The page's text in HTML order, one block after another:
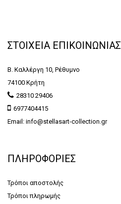
ΣΤΟΙΧΕΙΑ ΕΠΙΚΟΙΝΩΝΙΑΣ
Β. Καλλέργη 10, Ρέθυμνο
74100 Κρήτη
28310 29406
6977404415
Email: info@stellasart-collection.gr
ΠΛΗΡΟΦΟΡΙΕΣ
Τρόποι αποστολής
Τρόποι πληρωμής